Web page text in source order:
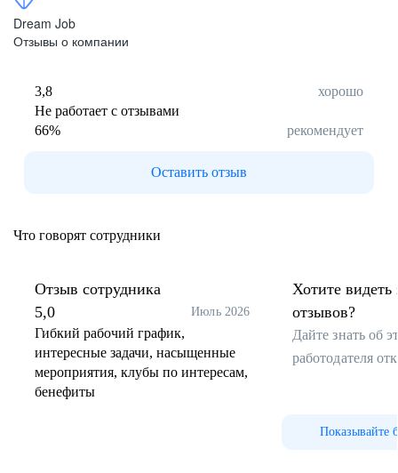
Dream Job
Отзывы о компании
3,8
хорошо
Не работает с отзывами
66% рекомендует
Оставить отзыв
Что говорят сотрудники
Отзыв сотрудника
5,0
Июль 2026
Гибкий рабочий график,
интересные задачи, насыщенные
мероприятия, клубы по интересам,
бенефиты
Хотите видеть
отзывов?
Дайте знать об
работодателя
Показывайте